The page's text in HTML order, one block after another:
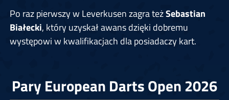
Po raz pierwszy w Leverkusen zagra teżSebastian
Białecki, który uzyskał awans dzięki dobremu
występowi w kwalifikacjach dla posiadaczy kart.
Pary European Darts Open 2026